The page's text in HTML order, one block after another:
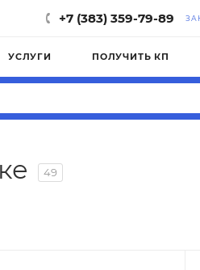
+7 (383) 359-79-89
УСЛУГИ ПОЛУЧИТЬ КП
49